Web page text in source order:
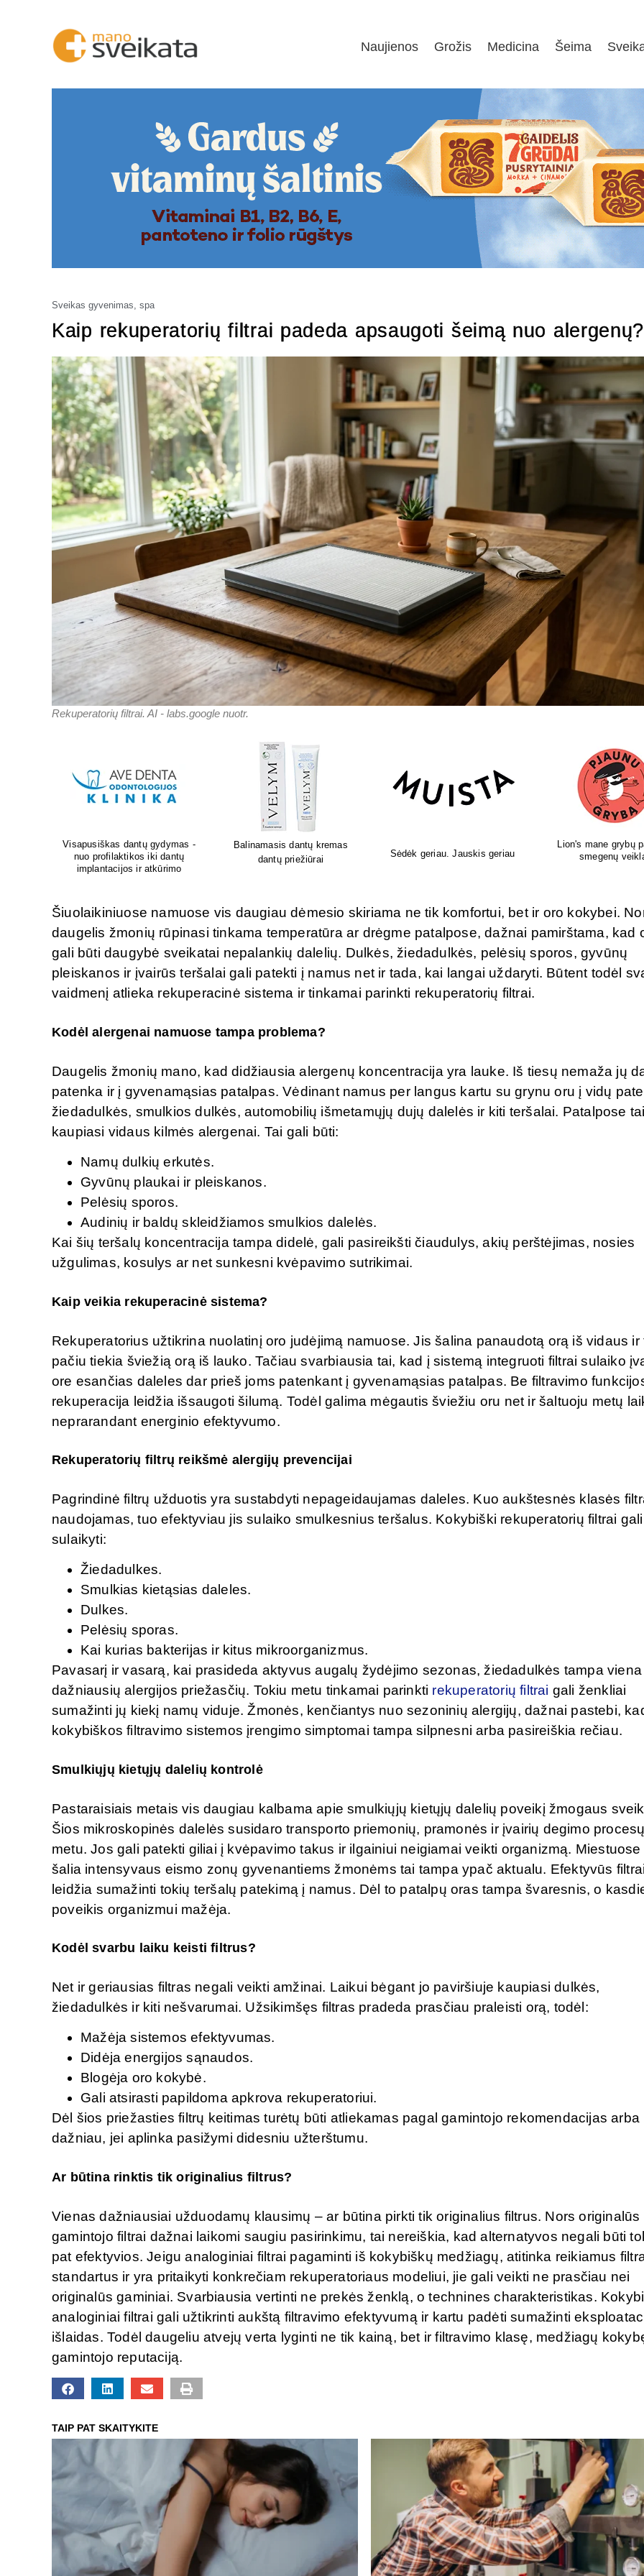
Naujienos Grožis Medicina Šeima
Sveikas gyvenimas, spa
Kaip rekuperatorių filtrai padeda apsaugoti šeimą nuo alergenų?
Rekuperatorių filtrai. AI - labs.google nuotr.
Sėdėk geriau. Jauskis geriau
Lion's mane grybų papildai
smegenų veiklai
skoniui, grožiui.
Gydytojos sukurti
papildai!
Šiuolaikiniuose namuose vis daugiau dėmesio skiriama ne tik komfortui, bet ir oro kokybei.
daugelis žmonių rūpinasi tinkama temperatūra ar drėgme patalpose, dažnai pamirštama, kad
gali būti daugybė sveikatai nepalankių dalelių. Dulkės, žiedadulkės, pelėsių sporos, gyvūnų
pleiskanos ir įvairūs teršalai gali patekti į namus net ir tada, kai langai uždaryti. Būtent todėl
vaidmenį atlieka rekuperacinė sistema ir tinkamai parinkti rekuperatorių filtrai.
Kodėl alergenai namuose tampa problema?
Daugelis žmonių mano, kad didžiausia alergenų koncentracija yra lauke. Iš tiesų nemaža jų
patenka ir į gyvenamąsias patalpas. Vėdinant namus per langus kartu su grynu oru į vidų
žiedadulkės, smulkios dulkės, automobilių išmetamųjų dujų dalelės ir kiti teršalai. Patalpose
kaupiasi vidaus kilmės alergenai. Tai gali būti:
Namų dulkių erkutės.
Gyvūnų plaukai ir pleiskanos.
Pelėsių sporos.
Audinių ir baldų skleidžiamos smulkios dalelės.
Kai šių teršalų koncentracija tampa didelė, gali pasireikšti čiaudulys, akių perštėjimas, nosies
užgulimas, kosulys ar net sunkesni kvėpavimo sutrikimai.
Kaip veikia rekuperacinė sistema?
Rekuperatorius užtikrina nuolatinį oro judėjimą namuose. Jis šalina panaudotą orą iš vidaus ir
pačiu tiekia šviežią orą iš lauko. Tačiau svarbiausia tai, kad į sistemą integruoti filtrai sulaiko
ore esančias daleles dar prieš joms patenkant į gyvenamąsias patalpas. Be filtravimo
rekuperacija leidžia išsaugoti šilumą. Todėl galima mėgautis šviežiu oru net ir šaltuoju metų
neprarandant energinio efektyvumo.
Rekuperatorių filtrų reikšmė alergijų prevencijai
Pagrindinė filtrų užduotis yra sustabdyti nepageidaujamas daleles. Kuo aukštesnės klasės
naudojamas, tuo efektyviau jis sulaiko smulkesnius teršalus. Kokybiški rekuperatorių filtrai gali
sulaikyti:
Žiedadulkes.
Smulkias kietąsias daleles.
Dulkes.
Pelėsių sporas.
Kai kurias bakterijas ir kitus mikroorganizmus.
Pavasarį ir vasarą, kai prasideda aktyvus augalų žydėjimo sezonas, žiedadulkės tampa viena
dažniausių alergijos priežasčių. Tokiu metu tinkamai parinkti rekuperatorių filtrai gali ženkliai
sumažinti jų kiekį namų viduje. Žmonės, kenčiantys nuo sezoninių alergijų, dažnai pastebi,
kokybiškos filtravimo sistemos įrengimo simptomai tampa silpnesni arba pasireiškia rečiau.
Smulkiųjų kietųjų dalelių kontrolė
Pastaraisiais metais vis daugiau kalbama apie smulkiųjų kietųjų dalelių poveikį žmogaus
Šios mikroskopinės dalelės susidaro transporto priemonių, pramonės ir įvairių degimo
metu. Jos gali patekti giliai į kvėpavimo takus ir ilgainiui neigiamai veikti organizmą. Miestuose
šalia intensyvaus eismo zonų gyvenantiems žmonėms tai tampa ypač aktualu. Efektyvūs
leidžia sumažinti tokių teršalų patekimą į namus. Dėl to patalpų oras tampa švaresnis, o
poveikis organizmui mažėja.
Kodėl svarbu laiku keisti filtrus?
Net ir geriausias filtras negali veikti amžinai. Laikui bėgant jo paviršiuje kaupiasi dulkės,
žiedadulkės ir kiti nešvarumai. Užsikimšęs filtras pradeda prasčiau praleisti orą, todėl:
Mažėja sistemos efektyvumas.
Didėja energijos sąnaudos.
Blogėja oro kokybė.
Gali atsirasti papildoma apkrova rekuperatoriui.
Dėl šios priežasties filtrų keitimas turėtų būti atliekamas pagal gamintojo rekomendacijas arba
dažniau, jei aplinka pasižymi didesniu užterštumu.
Ar būtina rinktis tik originalius filtrus?
Vienas dažniausiai užduodamų klausimų – ar būtina pirkti tik originalius filtrus. Nors originalūs
gamintojo filtrai dažnai laikomi saugiu pasirinkimu, tai nereiškia, kad alternatyvos negali būti
pat efektyvios. Jeigu analoginiai filtrai pagaminti iš kokybiškų medžiagų, atitinka reikiamus
standartus ir yra pritaikyti konkrečiam rekuperatoriaus modeliui, jie gali veikti ne prasčiau nei
originalūs gaminiai. Svarbiausia vertinti ne prekės ženklą, o technines charakteristikas.
analoginiai filtrai gali užtikrinti aukštą filtravimo efektyvumą ir kartu padėti sumažinti
išlaidas. Todėl daugeliu atvejų verta lyginti ne tik kainą, bet ir filtravimo klasę, medžiagų
gamintojo reputaciją.
TAIP PAT SKAITYKITE